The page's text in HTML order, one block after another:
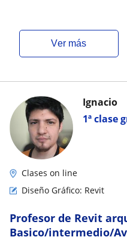
ver más
1ª clase
Ignacio
Clases on line
Diseño Gráfico: Revit
Profesor de Revit
Basico/intermedio/